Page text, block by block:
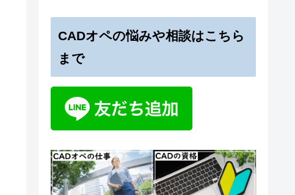
CADオペの悩みや相談はこちら
まで